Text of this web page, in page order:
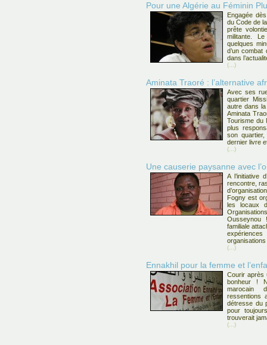
Pour une Algérie au Féminin
Engagée
du Code de
prête
militante.
quelques
d’un combat
dans
(...)
Aminata Traoré : l’alternative
Avec ses
quartier
autre dans
Aminata
Tourisme du
plus
son
dernier livre
(...)
Une causerie paysanne avec
A l’initiative
rencontre,
Fogny est
les locaux
Ousseynou
familiale
(...)
Ennakhil pour la femme et
Courir après
bonheur !
marocain
détresse du
pour
trouverait
(...)